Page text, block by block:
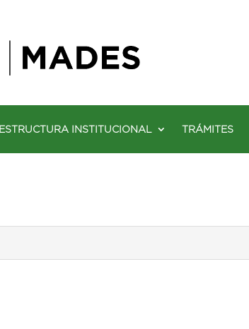
ESTRUCTURA INSTITUCIONAL TRÁMITES